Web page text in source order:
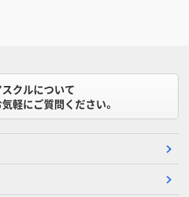
スクルについて
軽にご質問ください。